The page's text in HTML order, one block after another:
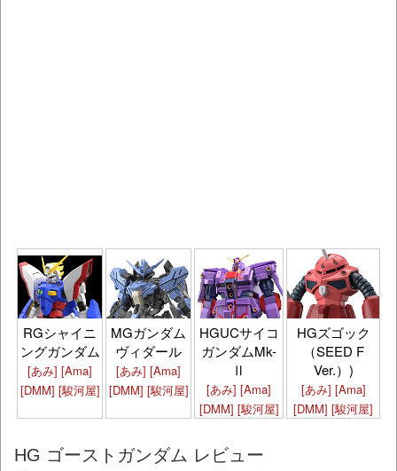
RGシャイニ
ングガンダム
[あみ] [Ama]
[DMM] [駿河屋]
MGガンダム
ヴィダール
[あみ] [Ama]
[DMM] [駿河屋]
HGUCサイコ
ガンダムMk-
Ⅱ
[あみ] [Ama]
[DMM] [駿河屋]
HGズゴック
（SEED F
Ver.）)
[あみ] [Ama]
[DMM] [駿河屋]
HG ゴーストガンダム レビュー